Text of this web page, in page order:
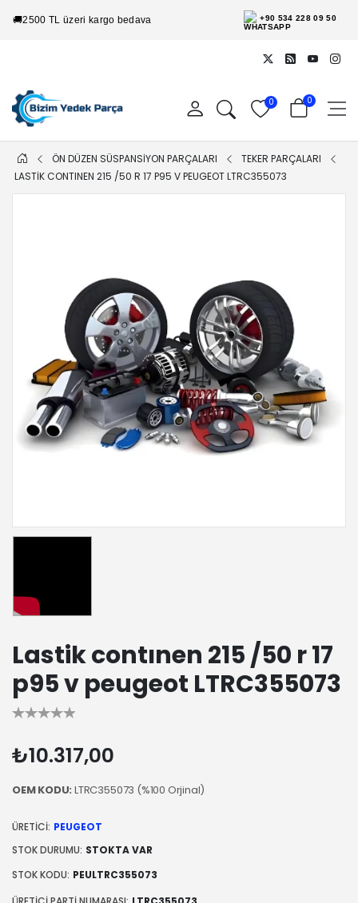
🚚2500 TL üzeri kargo bedava +90 534 228 09 50
0 0
ÖN DÜZEN SÜSPANSİYON PARÇALARI
TEKER PARÇALARI
LASTIK CONTINEN 215 /50 R 17 P95 V PEUGEOT LTRC355073
Lastik contınen 215 /50 r 17
p95 v peugeot LTRC355073
₺10.317,00
OEM KODU:LTRC355073 (%100 Orjinal)
ÜRETICI: PEUGEOT
STOK DURUMU: STOKTA VAR
STOK KODU: PEULTRC355073